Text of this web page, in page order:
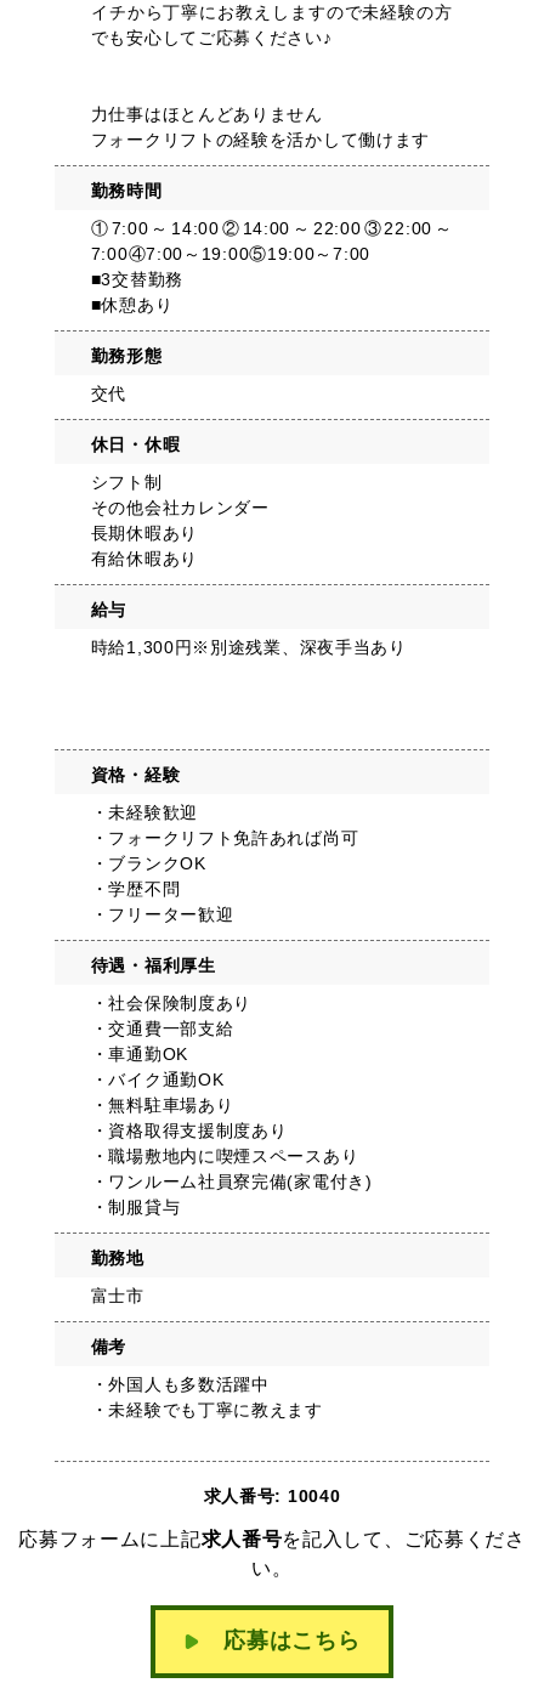
イチから丁寧にお教えしますので未経験の方
でも安心してご応募ください♪
力仕事はほとんどありません
フォークリフトの経験を活かして働けます
勤務時間
①7:00～14:00②14:00～22:00③22:00～
7:00④7:00～19:00⑤19:00～7:00
■3交替勤務
■休憩あり
勤務形態
交代
休日・休暇
シフト制
その他会社カレンダー
長期休暇あり
有給休暇あり
給与
時給1,300円※別途残業、深夜手当あり
資格・経験
・未経験歓迎
・フォークリフト免許あれば尚可
・ブランクOK
・学歴不問
・フリーター歓迎
待遇・福利厚生
・社会保険制度あり
・交通費一部支給
・車通勤OK
・バイク通勤OK
・無料駐車場あり
・資格取得支援制度あり
・職場敷地内に喫煙スペースあり
・ワンルーム社員寮完備(家電付き)
・制服貸与
勤務地
富士市
備考
・外国人も多数活躍中
・未経験でも丁寧に教えます
求人番号: 10040
応募フォームに上記求人番号を記入して、ご応募くださ
い。
応募はこちら